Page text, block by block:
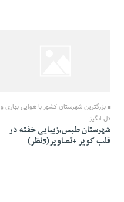
بزرگترین شهرستان کشور با هوایی بهاری و
دل انگیز
شهرستان طبس،زیبایی خفته در
قلب کویر +تصاویر(5نظر)